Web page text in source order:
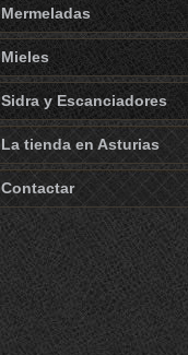
Mermeladas
Mieles
Sidra y Escanciadores
La tienda en Asturias
Contactar